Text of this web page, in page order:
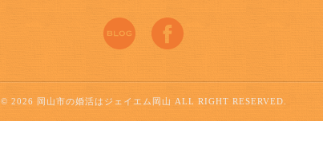
© 2026 岡山市の婚活はジェイエム岡山 ALL RIGHT RESERVED.